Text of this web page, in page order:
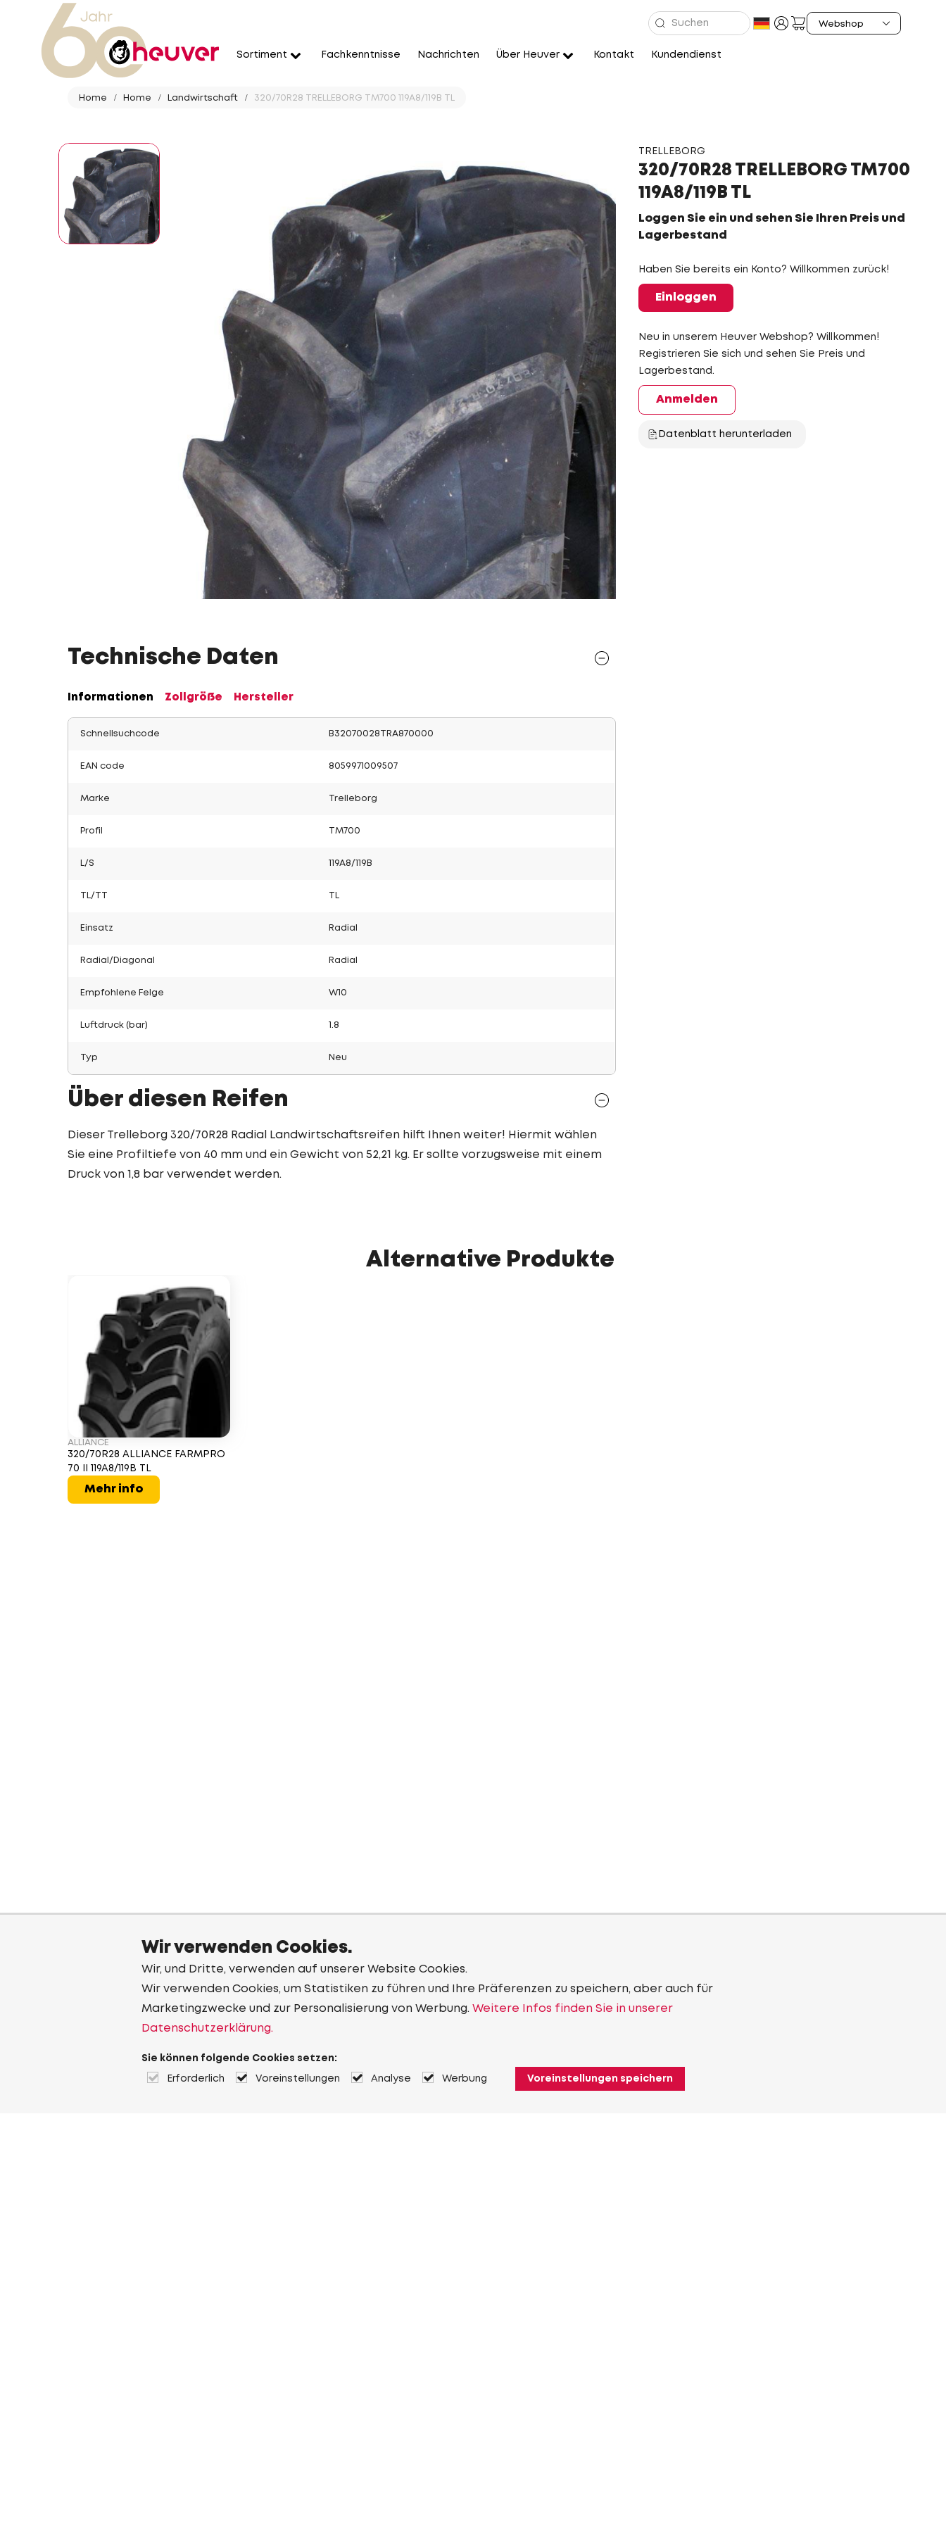
Sortiment Fachkenntnisse Nachrichten Über Heuver Kontakt Kundendienst
Home Home Landwirtschaft 320/70R28 TRELLEBORG TM700 119A8/119B TL
TRELLEBORG
320/70R28 TRELLEBORG TM700
119A8/119B TL
Loggen Sie ein und sehen Sie Ihren Preis und
Lagerbestand
Haben Sie bereits ein Konto? Willkommen zurück!
Einloggen
Neu in unserem Heuver Webshop? Willkommen!
Registrieren Sie sich und sehen Sie Preis und
Lagerbestand.
Anmelden
Datenblatt herunterladen
Technische Daten
Informationen Zollgröße Hersteller
Schnellsuchcode B32070028TRA870000
EAN code 8059971009507
Marke Trelleborg
Profil TM700
L/S 119A8/119B
TL/TT
Einsatz Radial
Radial/Diagonal Radial
Empfohlene Felge W10
Luftdruck (bar) 1.8
Typ Neu
Über diesen Reifen
Dieser Trelleborg 320/70R28 Radial Landwirtschaftsreifen hilft Ihnen weiter! Hiermit wählen
Sie eine Profiltiefe von 40 mm und ein Gewicht von 52,21 kg. Er sollte vorzugsweise mit einem
Druck von 1,8 bar verwendet werden.
Alternative Produkte
ALLIANCE
320/70R28 ALLIANCE FARMPRO
70 II 119A8/119B TL
Mehr info
Wir verwenden Cookies.
Wir, und Dritte, verwenden auf unserer Website Cookies.
Wir verwenden Cookies, um Statistiken zu führen und Ihre Präferenzen zu speichern, aber auch für
Marketingzwecke und zur Personalisierung von Werbung. Weitere Infos finden Sie in unserer
Datenschutzerklärung.
Sie können folgende Cookies setzen:
Erforderlich Voreinstellungen Analyse Werbung Voreinstellungen speichern